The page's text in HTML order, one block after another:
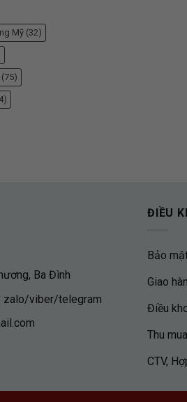
Mỹ (32)
(75)
Ba Đình
zalo/viber/telegram
ĐIỀU
Bảo
Giao
Điều
Thu
CTV,